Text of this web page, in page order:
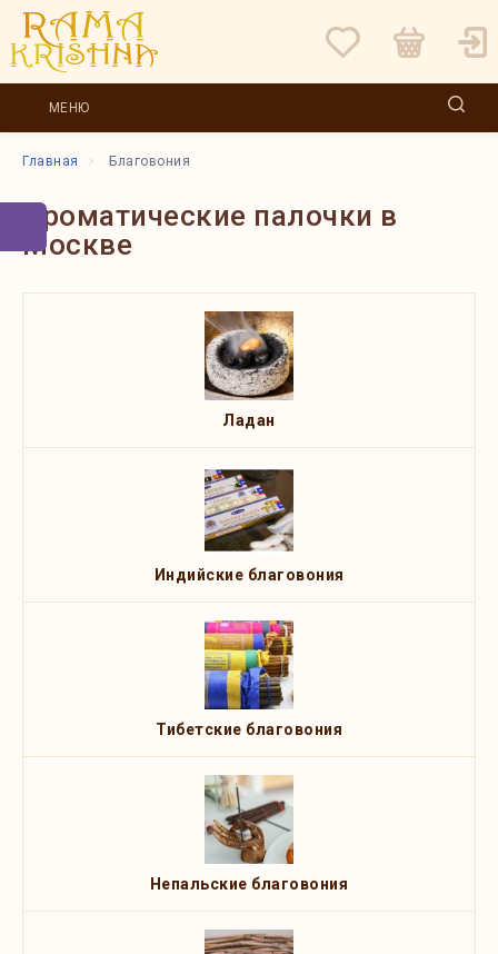
МЕНЮ
Главная Благовония
Ароматические палочки в
Москве
Ладан
Индийские благовония
Тибетские благовония
Непальские благовония